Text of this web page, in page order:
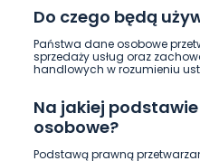
Do czego będą
Państwa dane osobowe
sprzedaży usług oraz
handlowych w rozumieniu
Na jakiej
osobowe?
Podstawą prawną